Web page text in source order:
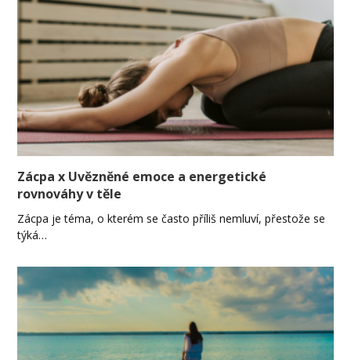
Zácpa x Uvězněné emoce a energetické
rovnováhy v těle
Zácpa je téma, o kterém se často příliš nemluví, přestože se
týká…